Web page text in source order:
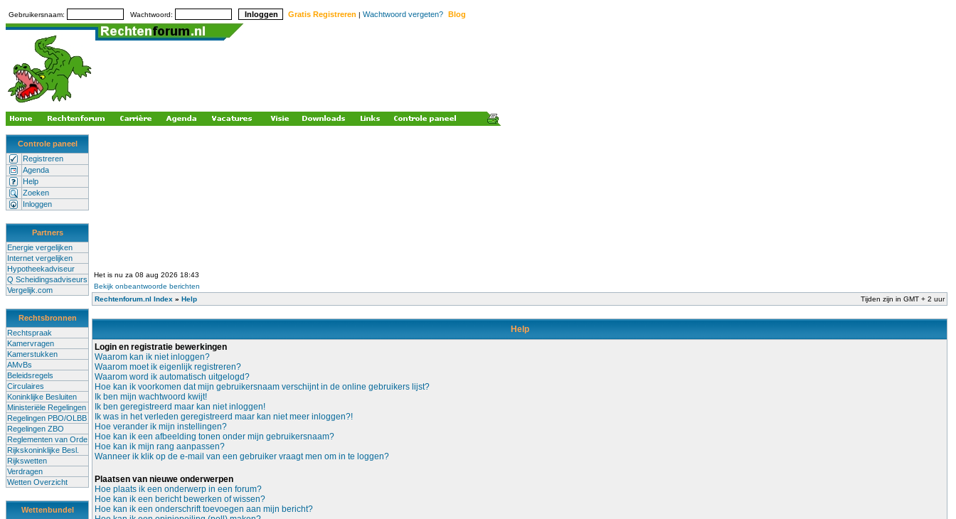
Gebruikersnaam: Wachtwoord: Gratis Registreren | Wachtwoord vergeten? Blog
Controle paneel
Registreren
Agenda
Help
Zoeken
Inloggen
Partners
Energie vergelijken
Internet vergelijken
Hypotheekadviseur
Q Scheidingsadviseurs
Vergelijk.com
Rechtsbronnen
Rechtspraak
Kamervragen
Kamerstukken
AMvBs
Beleidsregels
Circulaires
Koninklijke Besluiten
Ministeriële Regelingen
Regelingen PBO/OLBB
Regelingen ZBO
Reglementen van Orde
Rijkskoninklijke Besl.
Rijkswetten
Verdragen
Wetten Overzicht
Wettenbundel
Het is nu za 08 aug 2026 18:43
Bekijk onbeantwoorde berichten
Rechtenforum.nl Index » Help Tijden zijn in GMT + 2 uur
Help
Login en registratie bewerkingen
Waarom kan ik niet inloggen?
Waarom moet ik eigenlijk registreren?
Waarom word ik automatisch uitgelogd?
Hoe kan ik voorkomen dat mijn gebruikersnaam verschijnt in de online gebruikers lijst?
Ik ben mijn wachtwoord kwijt!
Ik ben geregistreerd maar kan niet inloggen!
Ik was in het verleden geregistreerd maar kan niet meer inloggen?!
Hoe verander ik mijn instellingen?
Hoe kan ik een afbeelding tonen onder mijn gebruikersnaam?
Hoe kan ik mijn rang aanpassen?
Wanneer ik klik op de e-mail van een gebruiker vraagt men om in te loggen?
Plaatsen van nieuwe onderwerpen
Hoe plaats ik een onderwerp in een forum?
Hoe kan ik een bericht bewerken of wissen?
Hoe kan ik een onderschrift toevoegen aan mijn bericht?